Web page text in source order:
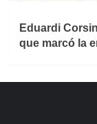
Eduardi
que marcó la